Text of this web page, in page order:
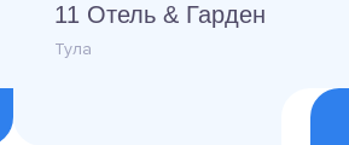
11 Отель & Гарден
Тула